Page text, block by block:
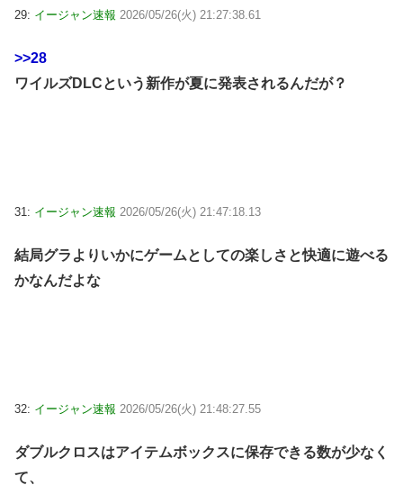
29: イージャン速報 2026/05/26(火) 21:27:38.61
>>28
ワイルズDLCという新作が夏に発表されるんだが？
31: イージャン速報 2026/05/26(火) 21:47:18.13
結局グラよりいかにゲームとしての楽しさと快適に遊べる
かなんだよな
32: イージャン速報 2026/05/26(火) 21:48:27.55
ダブルクロスはアイテムボックスに保存できる数が少なく
て、